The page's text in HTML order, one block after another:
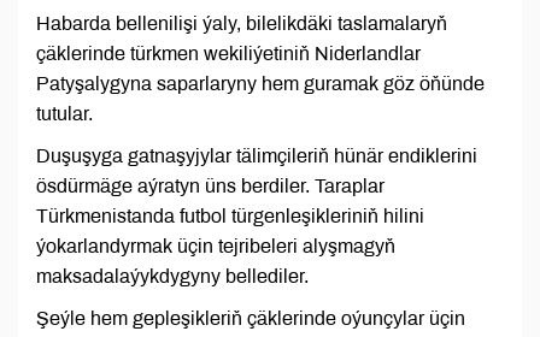
Habarda bellenilişi ýaly, bilelikdäki taslamalaryň
çäklerinde türkmen wekiliýetiniň Niderlandlar
Patyşalygyna saparlaryny hem guramak göz öňünde
tutular.
Duşuşyga gatnaşyjylar tälimçileriň hünär endiklerini
ösdürmäge aýratyn üns berdiler. Taraplar
Türkmenistanda futbol türgenleşikleriniň hilini
ýokarlandyrmak üçin tejribeleri alyşmagyň
maksadalaýykdygyny bellediler.
Şeýle hem gepleşikleriň çäklerinde oýunçylar üçin